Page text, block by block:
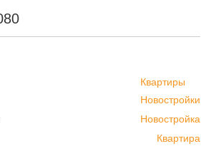
Квартиры
Новостройки
Новостройка
Квартира